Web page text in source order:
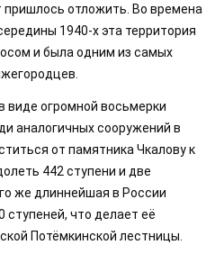
пришлось отложить. Во времена
1940-х эта территория
и была одним из самых
огромной восьмерки
аналогичных сооружений в
от памятника Чкалову к
442 ступени и две
же длиннейшая в России
ступеней, что делает её
Потёмкинской лестницы.